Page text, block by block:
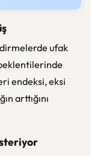
ufak
endeksi, eksi
arttığını